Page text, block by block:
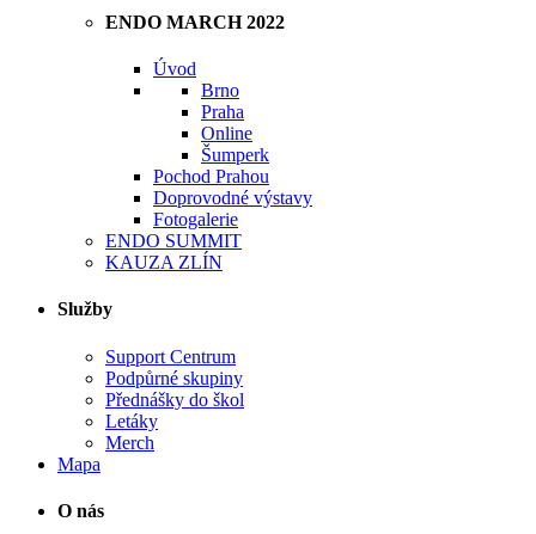
ENDO MARCH 2022
Úvod
Brno
Praha
Online
Šumperk
Pochod Prahou
Doprovodné výstavy
Fotogalerie
ENDO SUMMIT
KAUZA ZLÍN
Služby
Support Centrum
Podpůrné skupiny
Přednášky do škol
Letáky
Merch
Mapa
O nás